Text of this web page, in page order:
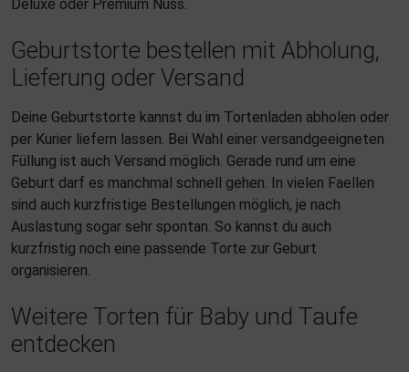
Deluxe oder Premium Nuss.
Geburtstorte bestellen mit Abholung,
Lieferung oder Versand
Deine Geburtstorte kannst du im Tortenladen abholen oder
per Kurier liefern lassen. Bei Wahl einer versandgeeigneten
Füllung ist auch Versand möglich. Gerade rund um eine
Geburt darf es manchmal schnell gehen. In vielen Faellen
sind auch kurzfristige Bestellungen möglich, je nach
Auslastung sogar sehr spontan. So kannst du auch
kurzfristig noch eine passende Torte zur Geburt
organisieren.
Weitere Torten für Baby und Taufe
entdecken